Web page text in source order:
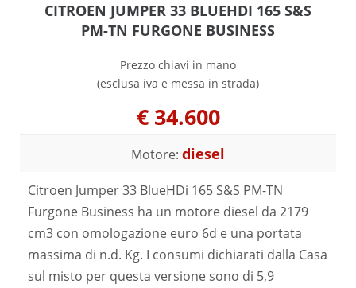
CITROEN JUMPER 33 BLUEHDI 165 S&S
PM-TN FURGONE BUSINESS
Prezzo chiavi in mano
(esclusa iva e messa in strada)
€ 34.600
Motore: diesel
Citroen Jumper 33 BlueHDi 165 S&S PM-TN
Furgone Business ha un motore diesel da 2179
cm3 con omologazione euro 6d e una portata
massima di n.d. Kg. I consumi dichiarati dalla Casa
sul misto per questa versione sono di 5,9